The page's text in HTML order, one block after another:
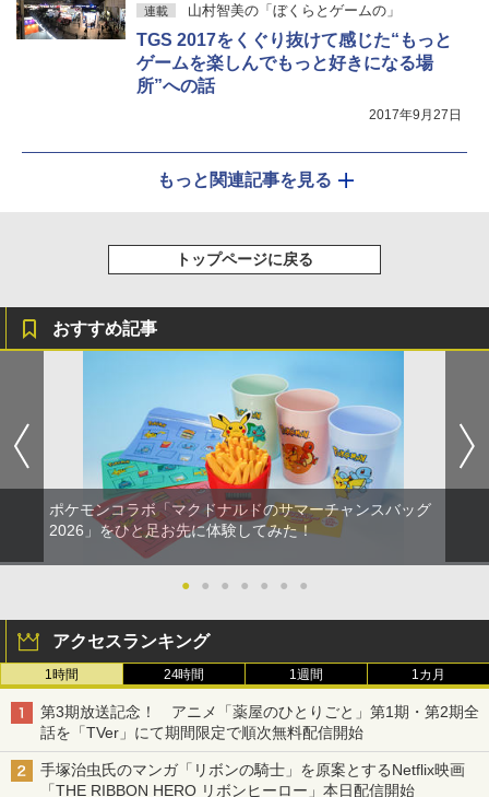
連載
山村智美の「ぼくらとゲームの」
TGS 2017をくぐり抜けて感じた“もっと
ゲームを楽しんでもっと好きになる場
所”への話
2017年9月27日
もっと関連記事を見る
トップページに戻る
おすすめ記事
ポケモンコラボ「マクドナルドのサマーチャンスバッグ
2026」をひと足お先に体験してみた！
● ● ● ● ● ● ●
アクセスランキング
1時間 24時間 1週間 1カ月
第3期放送記念！ アニメ「薬屋のひとりごと」第1期・第2期全
話を「TVer」にて期間限定で順次無料配信開始
手塚治虫氏のマンガ「リボンの騎士」を原案とするNetflix映画
「THE RIBBON HERO リボンヒーロー」本日配信開始